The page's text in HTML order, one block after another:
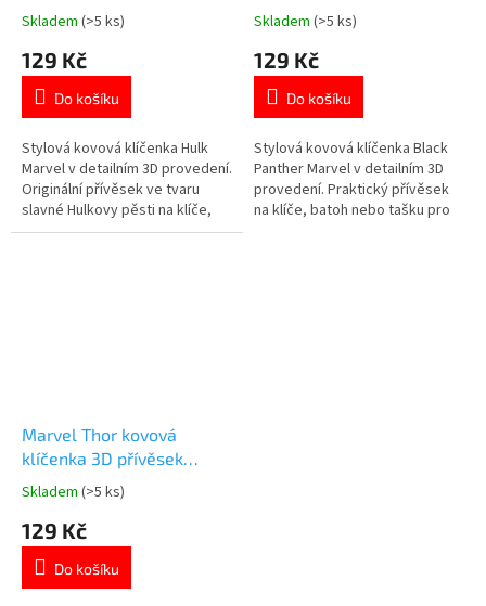
klíče
Průměrné
produktu
5,0
5
hvězdiček.
Skladem (>5 ks)
129 Kč
Do košíku
Stylová kovová klíčenka Hulk
Marvel v detailním 3D provedení.
Originální přívěsek ve tvaru
slavné Hulkovy pěsti na klíče,
batoh nebo tašku. Více produktů
přívěsek na klíče
Průměrné
produktu
4,8
5
hvězdiček.
Skladem (>5 ks)
129 Kč
Do košíku
Stylová kovová klíčenka Black
Panther Marvel v detailním 3D
provedení. Praktický přívěsek
na klíče, batoh nebo tašku pro
Marvel Thor kovová
klíčenka 3D přívěsek
helma
Průměrné
produktu
5,0
Skladem (>5 ks)
129 Kč
Do košíku